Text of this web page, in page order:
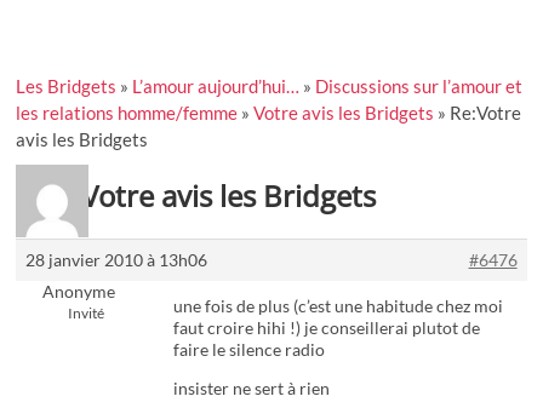
Les Bridgets » L’amour aujourd’hui… » Discussions sur l’amour et
les relations homme/femme »Votre avis les Bridgets » Re:Votre
avis les Bridgets
Re:Votre avis les Bridgets
28 janvier 2010 à 13h06
#6476
Anonyme
Invité
une fois de plus (c’est une habitude chez moi
faut croire hihi !) je conseillerai plutot de
faire le silence radio
insister ne sert à rien